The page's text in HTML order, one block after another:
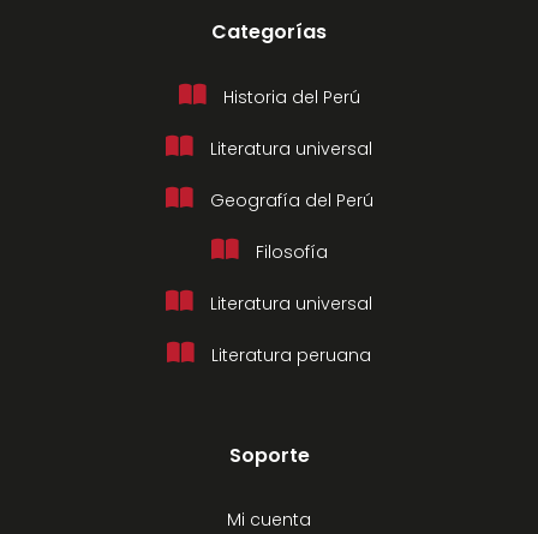
Categorías
Historia del Perú
Literatura universal
Geografía del Perú
Filosofía
Literatura universal
Literatura peruana
Soporte
Mi cuenta